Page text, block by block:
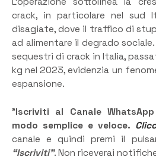
crack, in particolare nel sud
disagiate, dove il traffico di
ad alimentare il degrado
sequestri di crack in Italia,
kg nel 2023, evidenzia un
espansione.
”Iscriviti al Canale
modo semplice e veloce.
canale e quindi premi il
“Iscriviti”. Non riceverai